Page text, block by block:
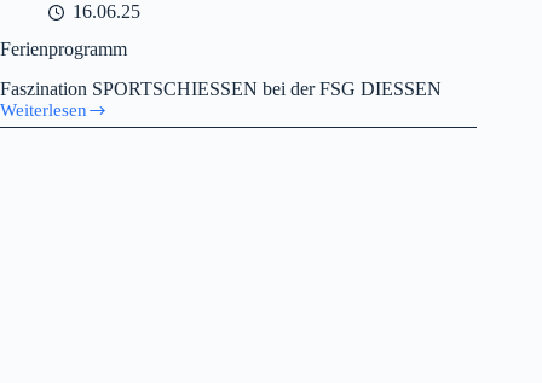
16.06.25
Ferienprogramm
Faszination SPORTSCHIESSEN bei der FSG DIESSEN
Weiterlesen
Ferienprogramm